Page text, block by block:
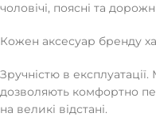
чоловічі, поясні та
Кожен аксесуар бренду
Зручністю в експлуатації.
дозволяють комфортно
на великі відстані.